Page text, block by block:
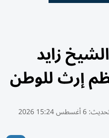
زايد
إرث للوطن
6 أغسطس 15:24 2026